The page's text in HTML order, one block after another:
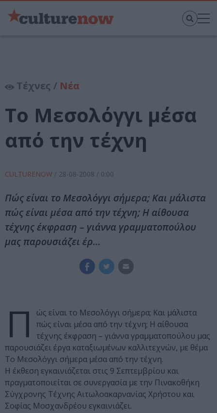
Τέχνες / Νέα
Το Μεσολόγγι μέσα
από την τέχνη
CULTURENOW / 28-08-2008 / 0:00
Πώς είναι το Μεσολόγγι σήμερα; Και μάλιστα
πώς είναι μέσα από την τέχνη; Η αίθουσα
τέχνης έκφραση – γιάννα γραμματοπούλου
μας παρουσιάζει έρ…
Π
ώς είναι το Μεσολόγγι σήμερα; Και μάλιστα
πώς είναι μέσα από την τέχνη; Η αίθουσα
τέχνης έκφραση – γιάννα γραμματοπούλου μας
παρουσιάζει έργα καταξιωμένων καλλιτεχνών, με θέμα
Το Μεσολόγγι σήμερα μέσα από την τέχνη.
Η έκθεση εγκαινιάζεται στις 9 Σεπτεμβρίου και
πραγματοποιείται σε συνεργασία με την Πινακοθήκη
Σύγχρονης Τέχνης Αιτωλοακαρνανίας Χρήστου και
Σοφίας Μοσχανδρέου εγκαινιάζει.